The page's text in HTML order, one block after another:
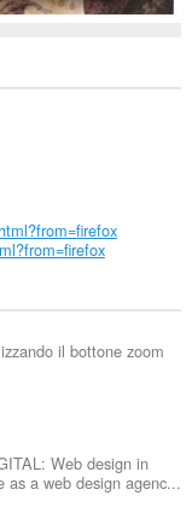
il bottone zoom
Web design in
as a web design agenc...